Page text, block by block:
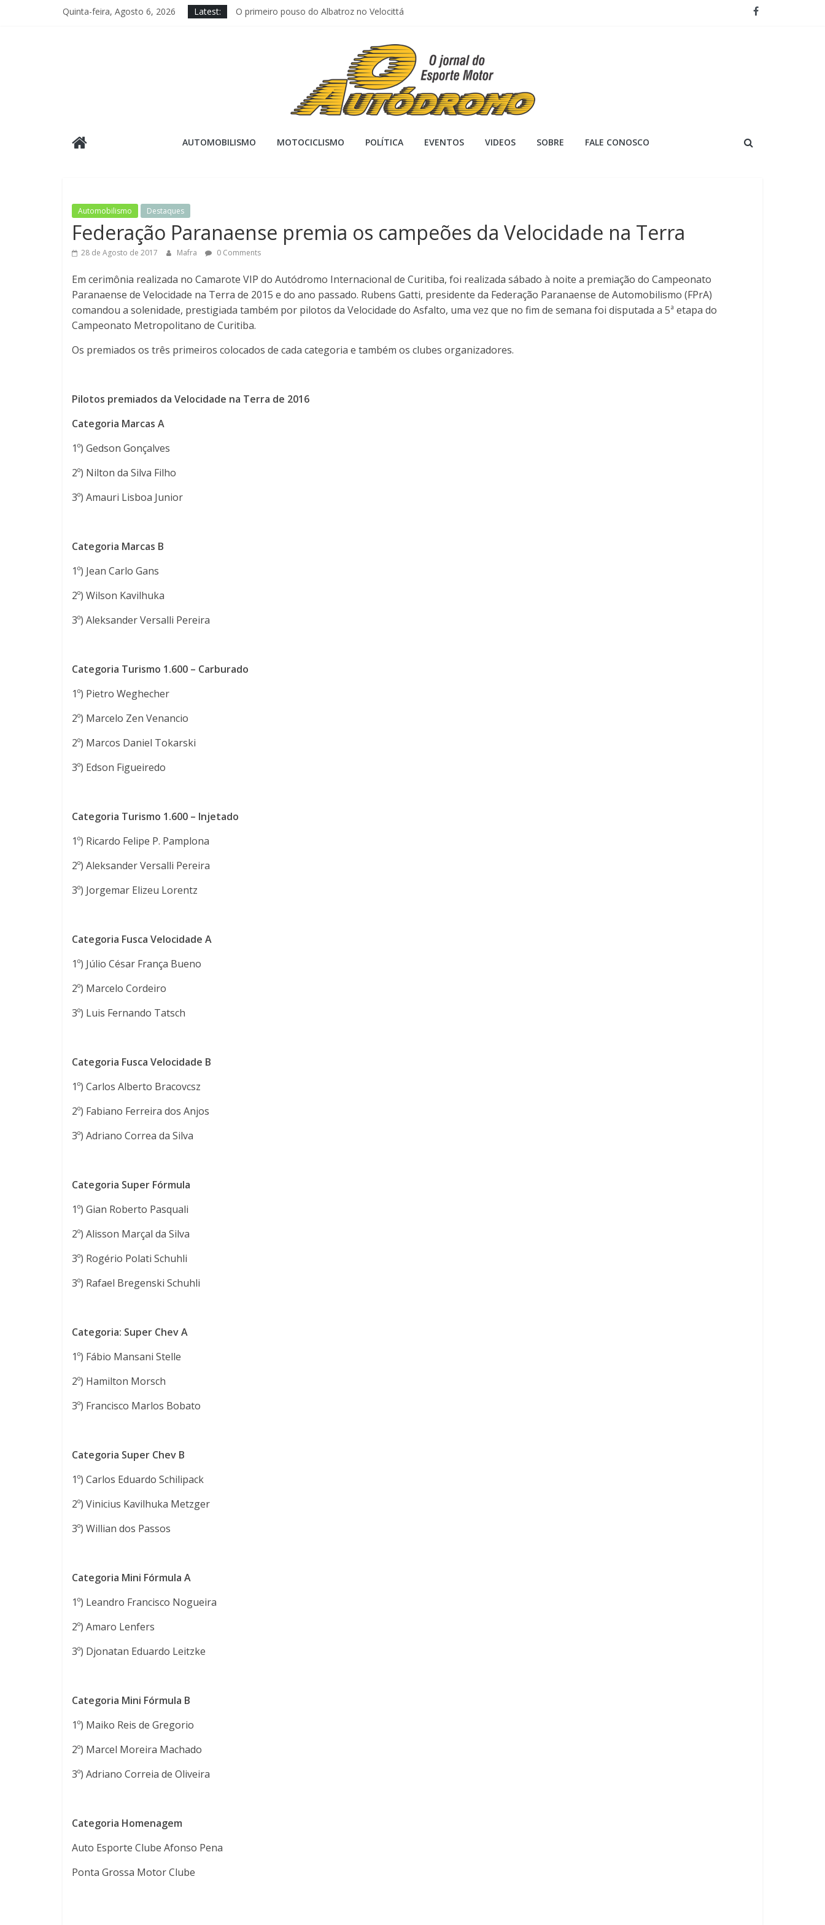
Quinta-feira, Agosto 6, 2026 Latest:
O primeiro pouso do Albatroz no Velocittá
Histórica, etapa noturna de Cuiabá entrega tudo em emoção e põe fogo no campeonato
D+ Motorsport encara etapa noturna de Cuiabá focada em manter rota ascendente e série de pódios na Copa Truck
O
–
O
jornal
do
Esporte
Motor
AUTOMOBILISMO MOTOCICLISMO POLÍTICA EVENTOS VIDEOS SOBRE FALE CONOSCO
Automobilismo Destaques
Federação Paranaense premia os campeões da Velocidade na Terra
28 de Agosto de 2017 Mafra 0 Comments
Em cerimônia realizada no Camarote VIP do Autódromo Internacional de Curitiba, foi realizada sábado à noite a premiação do Campeonato
Paranaense de Velocidade na Terra de 2015 e do ano passado. Rubens Gatti, presidente da Federação Paranaense de Automobilismo (FPrA)
comandou a solenidade, prestigiada também por pilotos da Velocidade do Asfalto, uma vez que no fim de semana foi disputada a 5ª etapa do
Campeonato Metropolitano de Curitiba.
Os premiados os três primeiros colocados de cada categoria e também os clubes organizadores.
Pilotos premiados da Velocidade na Terra de 2016
Categoria Marcas A
1º) Gedson Gonçalves
2º) Nilton da Silva Filho
3º) Amauri Lisboa Junior
Categoria Marcas B
1º) Jean Carlo Gans
2º) Wilson Kavilhuka
3º) Aleksander Versalli Pereira
Categoria Turismo 1.600 – Carburado
1º) Pietro Weghecher
2º) Marcelo Zen Venancio
2º) Marcos Daniel Tokarski
3º) Edson Figueiredo
Categoria Turismo 1.600 – Injetado
1º) Ricardo Felipe P. Pamplona
2º) Aleksander Versalli Pereira
3º) Jorgemar Elizeu Lorentz
Categoria Fusca Velocidade A
1º) Júlio César França Bueno
2º) Marcelo Cordeiro
3º) Luis Fernando Tatsch
Categoria Fusca Velocidade B
1º) Carlos Alberto Bracovcsz
2º) Fabiano Ferreira dos Anjos
3º) Adriano Correa da Silva
Categoria Super Fórmula
1º) Gian Roberto Pasquali
2º) Alisson Marçal da Silva
3º) Rogério Polati Schuhli
3º) Rafael Bregenski Schuhli
Categoria: Super Chev A
1º) Fábio Mansani Stelle
2º) Hamilton Morsch
3º) Francisco Marlos Bobato
Categoria Super Chev B
1º) Carlos Eduardo Schilipack
2º) Vinicius Kavilhuka Metzger
3º) Willian dos Passos
Categoria Mini Fórmula A
1º) Leandro Francisco Nogueira
2º) Amaro Lenfers
3º) Djonatan Eduardo Leitzke
Categoria Mini Fórmula B
1º) Maiko Reis de Gregorio
2º) Marcel Moreira Machado
3º) Adriano Correia de Oliveira
Categoria Homenagem
Auto Esporte Clube Afonso Pena
Ponta Grossa Motor Clube